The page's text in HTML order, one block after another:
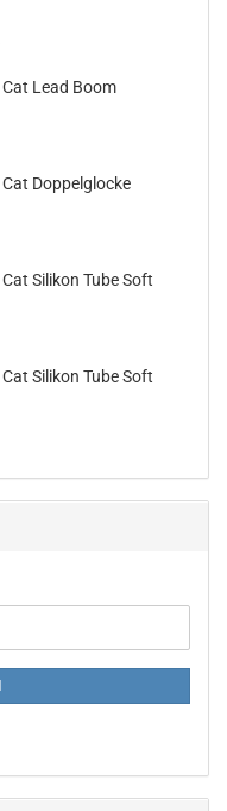
Lead Boom
Doppelglocke
Silikon Tube Soft
Silikon Tube Soft